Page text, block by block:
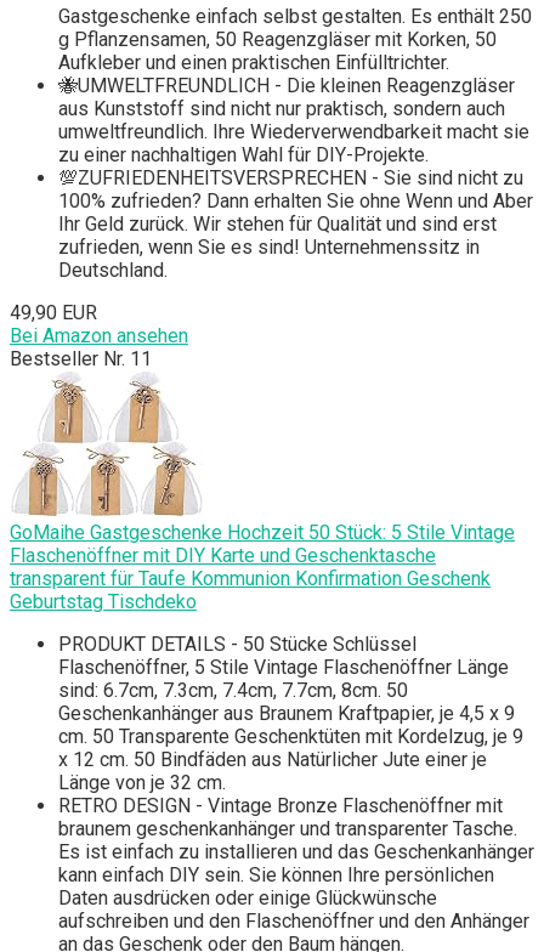
Gastgeschenke einfach selbst gestalten. Es enthält 250
g Pflanzensamen, 50 Reagenzgläser mit Korken, 50
Aufkleber und einen praktischen Einfülltrichter.
🐝UMWELTFREUNDLICH - Die kleinen Reagenzgläser
aus Kunststoff sind nicht nur praktisch, sondern auch
umweltfreundlich. Ihre Wiederverwendbarkeit macht sie
zu einer nachhaltigen Wahl für DIY-Projekte.
💯ZUFRIEDENHEITSVERSPRECHEN - Sie sind nicht zu
100% zufrieden? Dann erhalten Sie ohne Wenn und Aber
Ihr Geld zurück. Wir stehen für Qualität und sind erst
zufrieden, wenn Sie es sind! Unternehmenssitz in
Deutschland.
49,90 EUR
Bei Amazon ansehen
Bestseller Nr. 11
GoMaihe Gastgeschenke Hochzeit 50 Stück: 5 Stile Vintage
Flaschenöffner mit DIY Karte und Geschenktasche
transparent für Taufe Kommunion Konfirmation Geschenk
Geburtstag Tischdeko
PRODUKT DETAILS - 50 Stücke Schlüssel
Flaschenöffner, 5 Stile Vintage Flaschenöffner Länge
sind: 6.7cm, 7.3cm, 7.4cm, 7.7cm, 8cm. 50
Geschenkanhänger aus Braunem Kraftpapier, je 4,5 x 9
cm. 50 Transparente Geschenktüten mit Kordelzug, je 9
x 12 cm. 50 Bindfäden aus Natürlicher Jute einer je
Länge von je 32 cm.
RETRO DESIGN - Vintage Bronze Flaschenöffner mit
braunem geschenkanhänger und transparenter Tasche.
Es ist einfach zu installieren und das Geschenkanhänger
kann einfach DIY sein. Sie können Ihre persönlichen
Daten ausdrücken oder einige Glückwünsche
aufschreiben und den Flaschenöffner und den Anhänger
an das Geschenk oder den Baum hängen.